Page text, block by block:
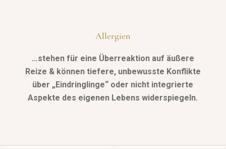
Allergien
…stehen für eine Überreaktion auf äußere
Reize & können tiefere, unbewusste Konflikte
über „Eindringlinge“ oder nicht integrierte
Aspekte des eigenen Lebens widerspiegeln.